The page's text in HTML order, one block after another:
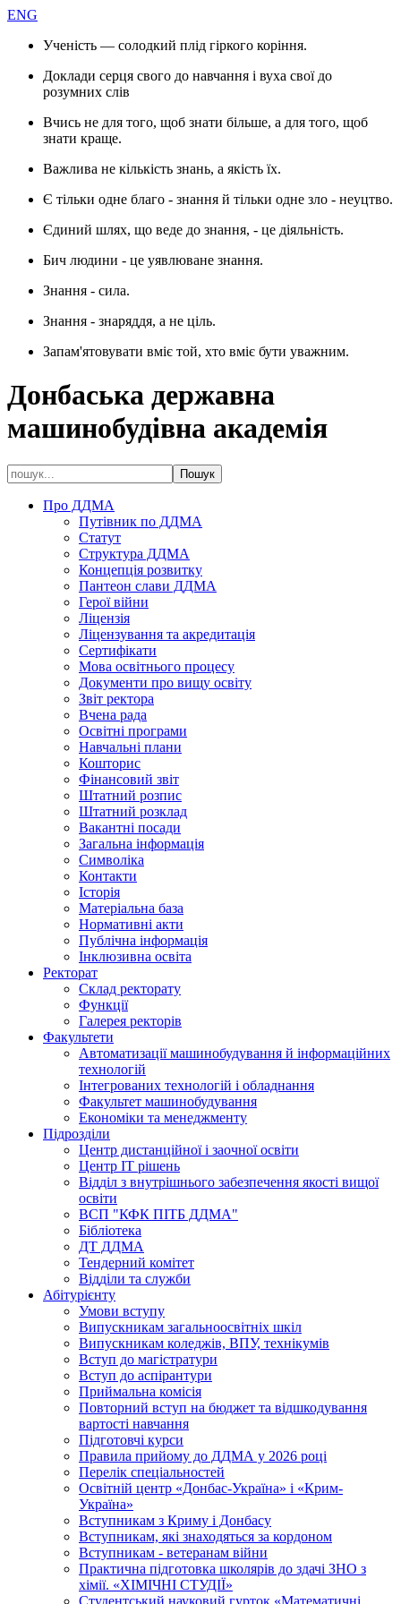
ENG
Ученість — солодкий плід гіркого коріння.
Доклади серця свого до навчання і вуха свої до
розумних слів
Вчись не для того, щоб знати більше, а для того, щоб
знати краще.
Важлива не кількість знань, а якість їх.
Є тільки одне благо - знання й тільки одне зло - неуцтво.
Єдиний шлях, що веде до знання, - це діяльність.
Бич людини - це уявлюване знання.
Знання - сила.
Знання - знаряддя, а не ціль.
Запам'ятовувати вміє той, хто вміє бути уважним.
Донбаська державна
машинобудівна академія
Про ДДМА
Путівник по ДДМА
Статут
Структура ДДМА
Концепція розвитку
Пантеон слави ДДМА
Герої війни
Ліцензія
Ліцензування та акредитація
Сертифікати
Мова освітнього процесу
Документи про вищу освіту
Звіт ректора
Вчена рада
Освітні програми
Навчальні плани
Кошторис
Фінансовий звіт
Штатний розпис
Штатний розклад
Вакантні посади
Загальна інформація
Символіка
Контакти
Історія
Матеріальна база
Нормативні акти
Публічна інформація
Інклюзивна освіта
Ректорат
Склад ректорату
Функції
Галерея ректорів
Факультети
Автоматизації машинобудування й інформаційних
технологій
Інтегрованих технологій і обладнання
Факультет машинобудування
Економіки та менеджменту
Підрозділи
Центр дистанційної і заочної освіти
Центр ІТ рішень
Відділ з внутрішнього забезпечення якості вищої
освіти
ВСП "КФК ПІТБ ДДМА"
Бібліотека
ДТ ДДМА
Тендерний комітет
Відділи та служби
Абітурієнту
Умови вступу
Випускникам загальноосвітніх шкіл
Випускникам коледжів, ВПУ, технікумів
Вступ до магістратури
Вступ до аспірантури
Приймальна комісія
Повторний вступ на бюджет та відшкодування
вартості навчання
Підготовчі курси
Правила прийому до ДДМА у 2026 році
Перелік спеціальностей
Освітній центр «Донбас-Україна» і «Крим-
Україна»
Вступникам з Криму і Донбасу
Вступникам, які знаходяться за кордоном
Вступникам - ветеранам війни
Практична підготовка школярів до здачі ЗНО з
хімії. «ХІМІЧНІ СТУДІЇ»
Студентський науковий гурток «Математичні